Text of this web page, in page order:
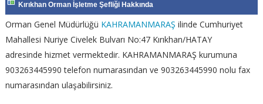
Kırıkhan Orman İşletme Şefliği Hakkında
Orman Genel Müdürlüğü KAHRAMANMARAŞ ilinde Cumhuriyet
Mahallesi Nuriye Civelek Bulvarı No:47 Kırıkhan/HATAY
adresinde hizmet vermektedir. KAHRAMANMARAŞ kurumuna
903263445990 telefon numarasından ve 903263445990 nolu fax
numarasından ulaşabilirsiniz.